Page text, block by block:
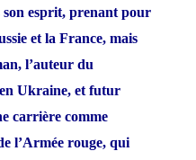
son esprit, prenant pour
et la France, mais
l’auteur du
Ukraine, et futur
carrière comme
l’Armée rouge, qui